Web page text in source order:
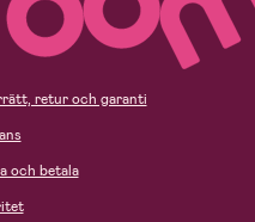
retur och garanti
och betala